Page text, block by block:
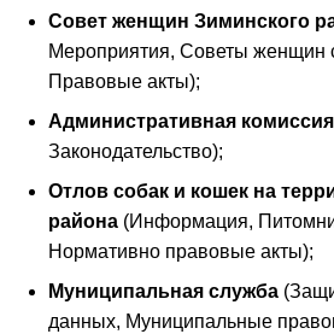
Совет женщин Зиминского
Мероприятия, Советы женщин
Правовые акты);
Административная комиссия
Законодательство);
Отлов собак и кошек на
района (Информация,
Нормативно правовые акты);
Муниципальная служба
данных, Муниципальные